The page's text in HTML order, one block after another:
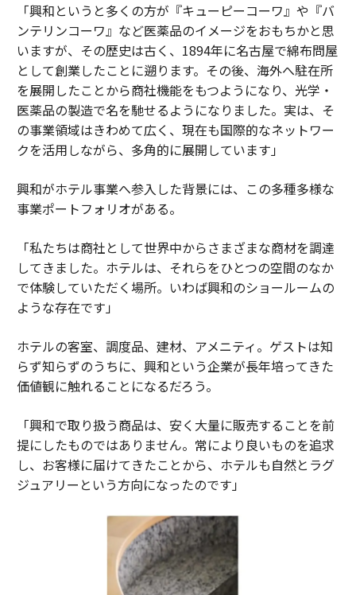
「興和というと多くの方が『キューピーコーワ』や『バ
ンテリンコーワ』など医薬品のイメージをおもちかと思
いますが、その歴史は古く、1894年に名古屋で綿布問屋
として創業したことに遡ります。その後、海外へ駐在所
を展開したことから商社機能をもつようになり、光学・
医薬品の製造で名を馳せるようになりました。実は、そ
の事業領域はきわめて広く、現在も国際的なネットワー
クを活用しながら、多角的に展開しています」
興和がホテル事業へ参入した背景には、この多種多様な
事業ポートフォリオがある。
「私たちは商社として世界中からさまざまな商材を調達
してきました。ホテルは、それらをひとつの空間のなか
で体験していただく場所。いわば興和のショールームの
ような存在です」
ホテルの客室、調度品、建材、アメニティ。ゲストは知
らず知らずのうちに、興和という企業が長年培ってきた
価値観に触れることになるだろう。
「興和で取り扱う商品は、安く大量に販売することを前
提にしたものではありません。常により良いものを追求
し、お客様に届けてきたことから、ホテルも自然とラグ
ジュアリーという方向になったのです」